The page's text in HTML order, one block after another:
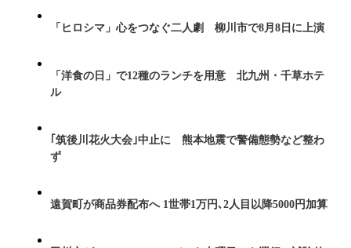
「ヒロシマ」心をつなぐ二人劇 柳川市で8月8日に上演
「洋食の日」で12種のランチを用意 北九州・千草ホテ
ル
｢筑後川花火大会｣中止に 熊本地震で警備態勢など整わ
ず
遠賀町が商品券配布へ 1世帯1万円､2人目以降5000円加算